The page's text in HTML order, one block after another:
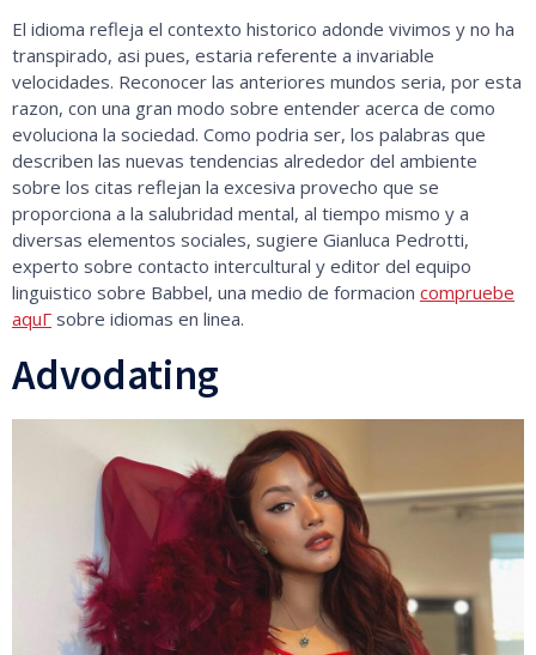
El idioma refleja el contexto historico adonde vivimos y no ha
transpirado, asi pues, estaria referente a invariable
velocidades. Reconocer las anteriores mundos seria, por esta
razon, con una gran modo sobre entender acerca de como
evoluciona la sociedad. Como podria ser, los palabras que
describen las nuevas tendencias alrededor del ambiente
sobre los citas reflejan la excesiva provecho que se
proporciona a la salubridad mental, al tiempo mismo y a
diversas elementos sociales, sugiere Gianluca Pedrotti,
experto sobre contacto intercultural y editor del equipo
linguistico sobre Babbel, una medio de formacion compruebe
aquГ­ sobre idiomas en linea.
Advodating